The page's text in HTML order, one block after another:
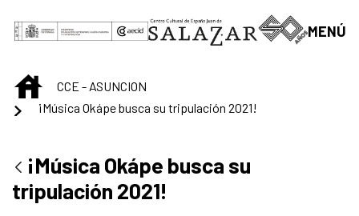
Saltar al contenido principal
MENÚ
INICIOCCE - ASUNCION
¡Música Okápe busca su tripulación 2021!
¡Música Okápe busca su
tripulación 2021!